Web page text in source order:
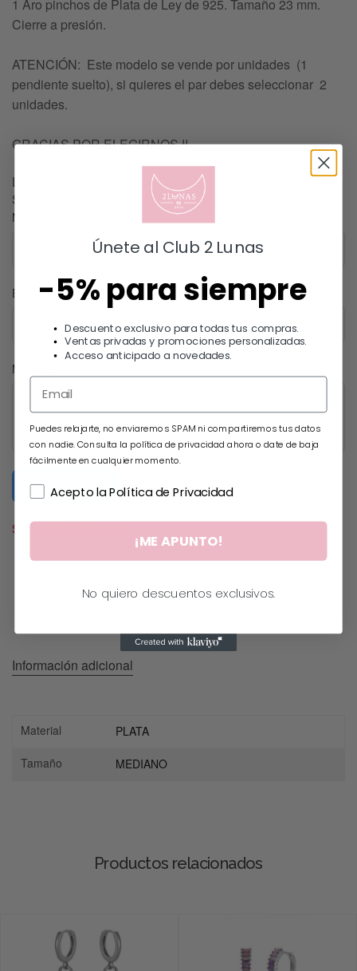
1 Aro pinchos de Plata de Ley de 925. Tamaño 23 mm.
Cierre a presión.
ATENCIÓN: Este modelo se vende por unidades (1
pendiente suelto), si quieres el par debes seleccionar 2
unidades.
GRACIAS POR ELEGIRNOS !!
Lo sentimos, este producto esta agotado.
Si le interesa, puede escribirnos un mensaje.
Nombre
Email
Mensaje
Submit Form
SIN EXISTENCIAS
Información adicional
Material
PLATA
Tamaño
MEDIANO
Productos relacionados
Únete al Club 2 Lunas
-5% para siempre
Descuento exclusivo para todas tus compras.
Ventas privadas y promociones personalizadas.
Acceso anticipado a novedades.
Puedes relajarte, no enviaremos SPAM ni compartiremos tus datos
con nadie. Consulta la política de privacidad ahora o date de baja
fácilmente en cualquier momento.
Acepto la Política de Privacidad
¡ME APUNTO!
No quiero descuentos exclusivos.